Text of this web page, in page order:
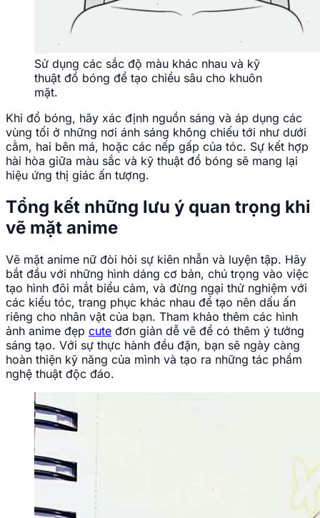
Sử dụng các sắc độ màu khác nhau và kỹ
thuật đổ bóng để tạo chiều sâu cho khuôn
mặt.
Khi đổ bóng, hãy xác định nguồn sáng và áp dụng các
vùng tối ở những nơi ánh sáng không chiếu tới như dưới
cằm, hai bên má, hoặc các nếp gấp của tóc. Sự kết hợp
hài hòa giữa màu sắc và kỹ thuật đổ bóng sẽ mang lại
hiệu ứng thị giác ấn tượng.
Tổng kết những lưu ý quan trọng khi
vẽ mặt anime
Vẽ mặt anime nữ đòi hỏi sự kiên nhẫn và luyện tập. Hãy
bắt đầu với những hình dáng cơ bản, chú trọng vào việc
tạo hình đôi mắt biểu cảm, và đừng ngại thử nghiệm với
các kiểu tóc, trang phục khác nhau để tạo nên dấu ấn
riêng cho nhân vật của bạn. Tham khảo thêm các hình
ảnh anime đẹp cute đơn giản dễ vẽ để có thêm ý tưởng
sáng tạo. Với sự thực hành đều đặn, bạn sẽ ngày càng
hoàn thiện kỹ năng của mình và tạo ra những tác phẩm
nghệ thuật độc đáo.